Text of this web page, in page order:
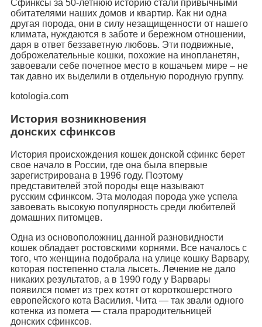
Сфинксы за 50-летнюю историю стали привычными
обитателями наших домов и квартир. Как ни одна
другая порода, они в силу незащищенности от нашего
климата, нуждаются в заботе и бережном отношении,
даря в ответ беззаветную любовь. Эти подвижные,
доброжелательные кошки, похожие на инопланетян,
завоевали себе почетное место в кошачьем мире – не
так давно их выделили в отдельную породную группу.
kotologia.com
История возникновения
донских сфинксов
История происхождения кошек донской сфинкс берет
свое начало в России, где она была впервые
зарегистрирована в 1996 году. Поэтому
представителей этой породы еще называют
русским сфинксом. Эта молодая порода уже успела
завоевать высокую популярность среди любителей
домашних питомцев.
Одна из основоположниц данной разновидности
кошек обладает ростовскими корнями. Все началось с
того, что женщина подобрала на улице кошку Варвару,
которая постепенно стала лысеть. Лечение не дало
никаких результатов, а в 1990 году у Варвары
появился помет из трех котят от короткошерстного
европейского кота Василия. Чита — так звали одного
котенка из помета — стала прародительницей
донских сфинксов.